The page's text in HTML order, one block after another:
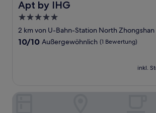
Apt by IHG
5.0-
Sterne-
Unterkunft
2 km von U-Bahn-Station North
10.0
10/10 Außergewöhnlich (1 Bewertung)
inkl.